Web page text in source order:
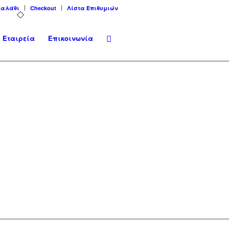
Checkout Λίστα Επιθυμιών
Εταιρεία Επικοινωνία